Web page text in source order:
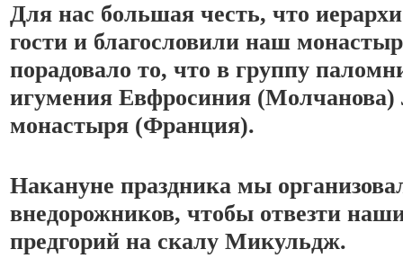
Для нас большая честь, что
гости и благословили наш
порадовало то, что в группу
игумения Евфросиния (Молчанова)
монастыря (Франция).
Накануне праздника мы
внедорожников, чтобы отвезти
предгорий на скалу Микульдж.